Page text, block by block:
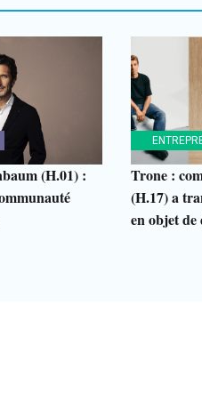
(H.01) :
Trone :
(H.17) a
en objet de